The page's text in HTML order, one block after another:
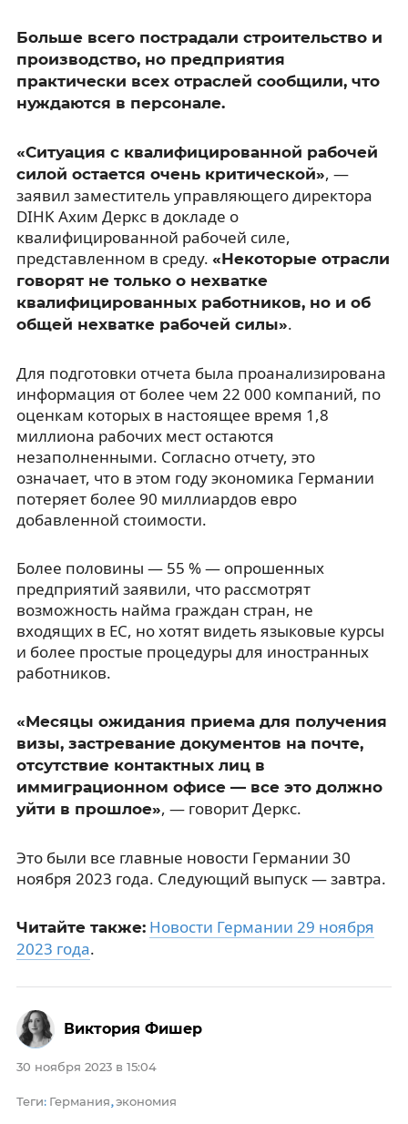
Больше всего пострадали строительство и
производство, но предприятия
практически всех отраслей сообщили, что
нуждаются в персонале.
«Ситуация с квалифицированной рабочей
силой остается очень критической», —
заявил заместитель управляющего директора
DIHK Ахим Деркс в докладе о
квалифицированной рабочей силе,
представленном в среду. «Некоторые отрасли
говорят не только о нехватке
квалифицированных работников, но и об
общей нехватке рабочей силы».
Для подготовки отчета была проанализирована
информация от более чем 22 000 компаний, по
оценкам которых в настоящее время 1,8
миллиона рабочих мест остаются
незаполненными. Согласно отчету, это
означает, что в этом году экономика Германии
потеряет более 90 миллиардов евро
добавленной стоимости.
Более половины — 55 % — опрошенных
предприятий заявили, что рассмотрят
возможность найма граждан стран, не
входящих в ЕС, но хотят видеть языковые курсы
и более простые процедуры для иностранных
работников.
«Месяцы ожидания приема для получения
визы, застревание документов на почте,
отсутствие контактных лиц в
иммиграционном офисе — все это должно
уйти в прошлое», — говорит Деркс.
Это были все главные новости Германии 30
ноября 2023 года. Следующий выпуск — завтра.
Читайте также: Новости Германии 29 ноября
2023 года.
30 ноября 2023 в 15:04
Теги: Германия,экономия
Виктория Фишер